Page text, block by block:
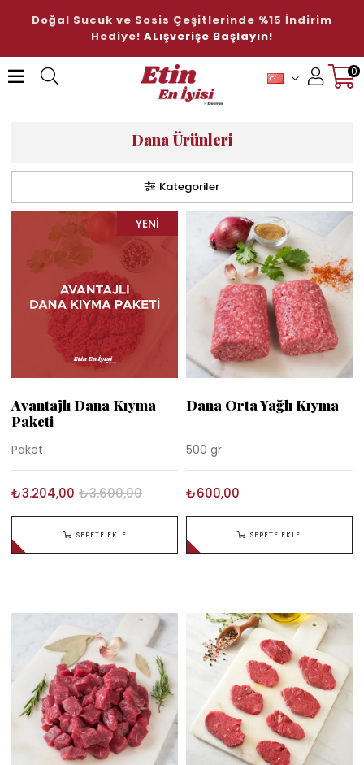
Doğal Sucuk ve Sosis Çeşitlerinde %15 İndirim
Hediye! ALışverişe Başlayın!
0
Dana Ürünleri
Kategoriler
Avantajlı Dana Kıyma
Paketi
Paket
₺3.204,00 ₺3.600,00
SEPETE EKLE
YENI
ÜRÜN
Dana Orta Yağlı Kıyma
500 gr
₺600,00
SEPETE EKLE